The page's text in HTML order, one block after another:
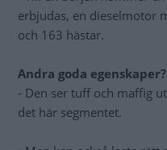
erbjudas, en dieselmotor
och 163 hästar.
Andra goda egenskaper?
- Den ser tuff och maffig
det här segmentet.